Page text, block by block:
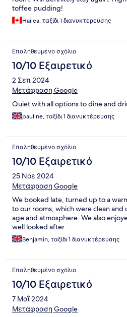
toffee pudding!
Hailea, ταξίδι 1 διανυκτέρευσης
Επαληθευμένο σχόλιο
10/10 Εξαιρετικό
2 Σεπ 2024
Μετάφραση Google
Quiet with all options to dine and
pauline, ταξίδι 1 διανυκτέρευσης
Επαληθευμένο σχόλιο
10/10 Εξαιρετικό
25 Νοε 2024
Μετάφραση Google
We booked late, turned up to a
to our rooms, which were clean
age and atmosphere. We also
well looked after
Benjamin, ταξίδι 1 διανυκτέρευσης
Επαληθευμένο σχόλιο
10/10 Εξαιρετικό
7 Μαΐ 2024
Μετάφραση Google